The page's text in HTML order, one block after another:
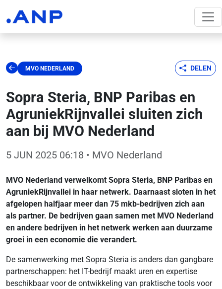
MVO NEDERLAND DELEN
Sopra Steria, BNP Paribas en
AgruniekRijnvallei sluiten zich
aan bij MVO Nederland
5 JUN 2025 06:18 • MVO Nederland
MVO Nederland verwelkomt Sopra Steria, BNP Paribas en
AgruniekRijnvallei in haar netwerk. Daarnaast sloten in het
afgelopen halfjaar meer dan 75 mkb-bedrijven zich aan
als partner. De bedrijven gaan samen met MVO Nederland
en andere bedrijven in het netwerk werken aan duurzame
groei in een economie die verandert.
De samenwerking met Sopra Steria is anders dan gangbare
partnerschappen: het IT-bedrijf maakt uren en expertise
beschikbaar voor de ontwikkeling van praktische tools voor